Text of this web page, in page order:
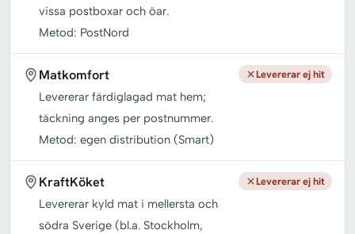
vissa postboxar och öar.
Metod: PostNord
Matkomfort
Levererar färdiglagad mat hem;
täckning anges per postnummer.
Metod: egen distribution (Smart)
Levererar ej hit
KraftKöket
Levererar kyld mat i mellersta och
södra Sverige (bl.a. Stockholm,
Levererar ej hit